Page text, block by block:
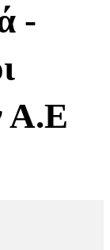
-
Α.Ε